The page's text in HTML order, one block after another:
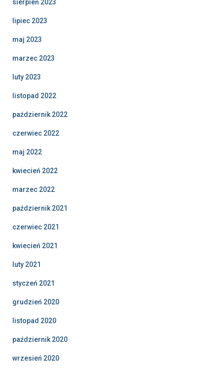
sierpień 2023
lipiec 2023
maj 2023
marzec 2023
luty 2023
listopad 2022
październik 2022
czerwiec 2022
maj 2022
kwiecień 2022
marzec 2022
październik 2021
czerwiec 2021
kwiecień 2021
luty 2021
styczeń 2021
grudzień 2020
listopad 2020
październik 2020
wrzesień 2020